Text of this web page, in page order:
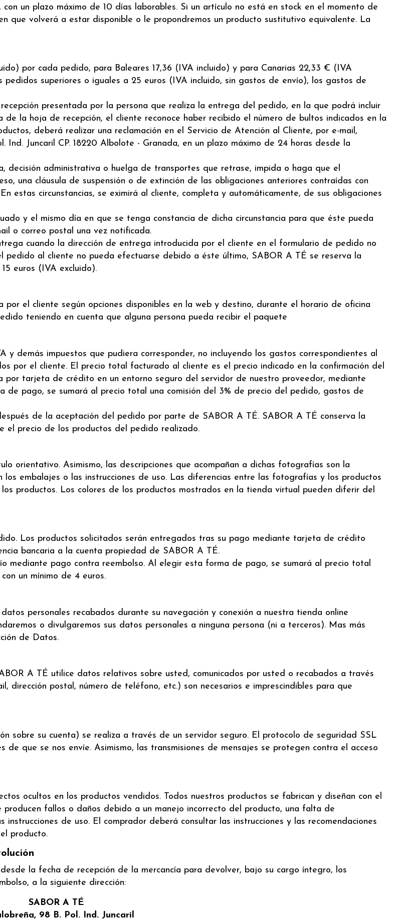
un plazo máximo de 10 días laborables. Si un artículo no está en stock en el momento de
que volverá a estar disponible o le propondremos un producto sustitutivo equivalente. La
por cada pedido, para Baleares 17,36 (IVA incluido) y para Canarias 22,33 € (IVA
superiores o iguales a 25 euros (IVA incluido, sin gastos de envío), los gastos de
presentada por la persona que realiza la entrega del pedido, en la que podrá incluir
la hoja de recepción, el cliente reconoce haber recibido el número de bultos indicados en la
deberá realizar una reclamación en el Servicio de Atención al Cliente, por e-mail,
Juncaril CP. 18220 Albolote - Granada, en un plazo máximo de 24 horas desde la
decisión administrativa o huelga de transportes que retrase, impida o haga que el
una cláusula de suspensión o de extinción de las obligaciones anteriores contraídas con
estas circunstancias, se eximirá al cliente, completa y automáticamente, de sus obligaciones
y el mismo día en que se tenga constancia de dicha circunstancia para que éste pueda
o correo postal una vez notificada.
cuando la dirección de entrega introducida por el cliente en el formulario de pedido no
al cliente no pueda efectuarse debido a éste último, SABOR A TÉ se reserva la
euros (IVA excluido).
el cliente según opciones disponibles en la web y destino, durante el horario de oficina
teniendo en cuenta que alguna persona pueda recibir el paquete
demás impuestos que pudiera corresponder, no incluyendo los gastos correspondientes al
por el cliente. El precio total facturado al cliente es el precio indicado en la confirmación del
tarjeta de crédito en un entorno seguro del servidor de nuestro proveedor, mediante
de pago, se sumará al precio total una comisión del 3% de precio del pedido, gastos de
de la aceptación del pedido por parte de SABOR A TÉ. SABOR A TÉ conserva la
el precio de los productos del pedido realizado.
orientativo. Asimismo, las descripciones que acompañan a dichas fotografías son la
embalajes o las instrucciones de uso. Las diferencias entre las fotografías y los productos
productos. Los colores de los productos mostrados en la tienda virtual pueden diferir del
Los productos solicitados serán entregados tras su pago mediante tarjeta de crédito
bancaria a la cuenta propiedad de SABOR A TÉ.
mediante pago contra reembolso. Al elegir esta forma de pago, se sumará al precio total
un mínimo de 4 euros.
personales recabados durante su navegación y conexión a nuestra tienda online
o divulgaremos sus datos personales a ninguna persona (ni a terceros). Mas más
de Datos.
A TÉ utilice datos relativos sobre usted, comunicados por usted o recabados a través
dirección postal, número de teléfono, etc.) son necesarios e imprescindibles para que
sobre su cuenta) se realiza a través de un servidor seguro. El protocolo de seguridad SSL
que se nos envíe. Asimismo, las transmisiones de mensajes se protegen contra el acceso
ocultos en los productos vendidos. Todos nuestros productos se fabrican y diseñan con el
fallos o daños debido a un manejo incorrecto del producto, una falta de
de uso. El comprador deberá consultar las instrucciones y las recomendaciones
producto.
la fecha de recepción de la mercancía para devolver, bajo su cargo íntegro, los
a la siguiente dirección:
SABOR A TÉ
98 B. Pol. Ind. Juncaril